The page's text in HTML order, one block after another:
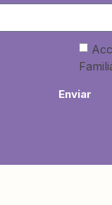
Enviar